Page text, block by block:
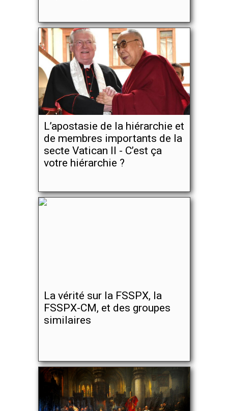
L’apostasie de la hiérarchie et
de membres importants de la
secte Vatican II - C’est ça
votre hiérarchie ?
La vérité sur la FSSPX, la
FSSPX-CM, et des groupes
similaires